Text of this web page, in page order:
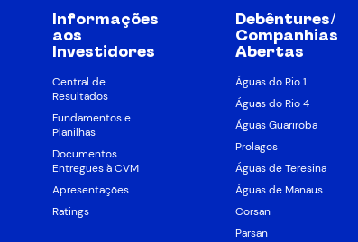
Informações
aos
Investidores
Central de
Resultados
Fundamentos e
Planilhas
Documentos
Entregues à CVM
Apresentações
Ratings
Debêntures/
Companhias
Abertas
Águas do Rio 1
Águas do Rio 4
Águas Guariroba
Prolagos
Águas de Teresina
Águas de Manaus
Corsan
Parsan